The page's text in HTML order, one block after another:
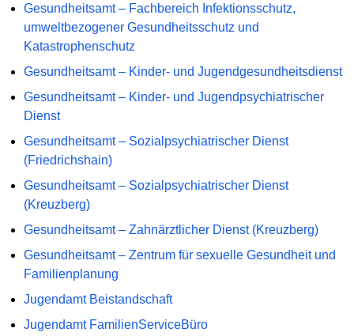
Gesundheitsamt – Fachbereich Infektionsschutz,
umweltbezogener Gesundheitsschutz und
Katastrophenschutz
Gesundheitsamt – Kinder- und Jugendgesundheitsdienst
Gesundheitsamt – Kinder- und Jugendpsychiatrischer
Dienst
Gesundheitsamt – Sozialpsychiatrischer Dienst
(Friedrichshain)
Gesundheitsamt – Sozialpsychiatrischer Dienst
(Kreuzberg)
Gesundheitsamt – Zahnärztlicher Dienst (Kreuzberg)
Gesundheitsamt – Zentrum für sexuelle Gesundheit und
Familienplanung
Jugendamt Beistandschaft
Jugendamt FamilienServiceBüro